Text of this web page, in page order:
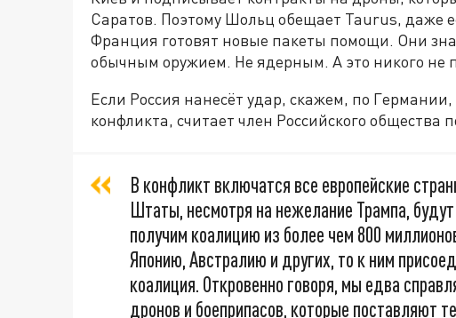
Саратов. Поэтому Шольц обещает Taurus, даже
Франция готовят новые пакеты помощи. Они
обычным оружием. Не ядерным. А это никого не
Если Россия нанесёт удар, скажем, по
конфликта, считает член Российского общества
В конфликт включатся все европейские
Штаты, несмотря на нежелание Трампа,
получим коалицию из более чем 800
Японию, Австралию и других, то к ним
коалиция. Откровенно говоря, мы едва
дронов и боеприпасов, которые поставляют